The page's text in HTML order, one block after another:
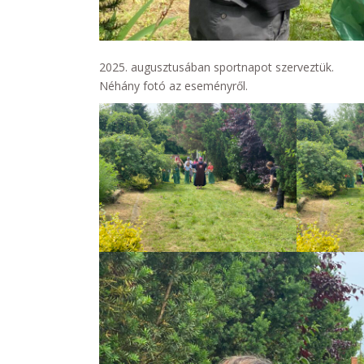
2025. augusztusában sportnapot szerveztük.
Néhány fotó az eseményről.